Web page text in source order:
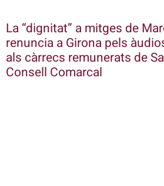
La “dignitat” a mitges de
renuncia a Girona pels
als càrrecs remunerats de
Consell Comarcal